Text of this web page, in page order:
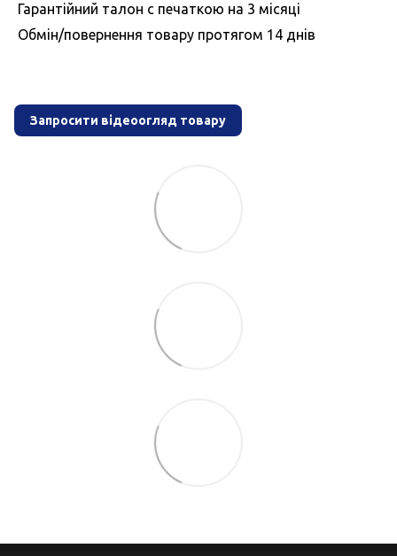
Гарантiйний талон с печаткою на 3 мiсяцi
Обмiн/повернення товару протягом 14 днiв
Запросити відеоогляд товару